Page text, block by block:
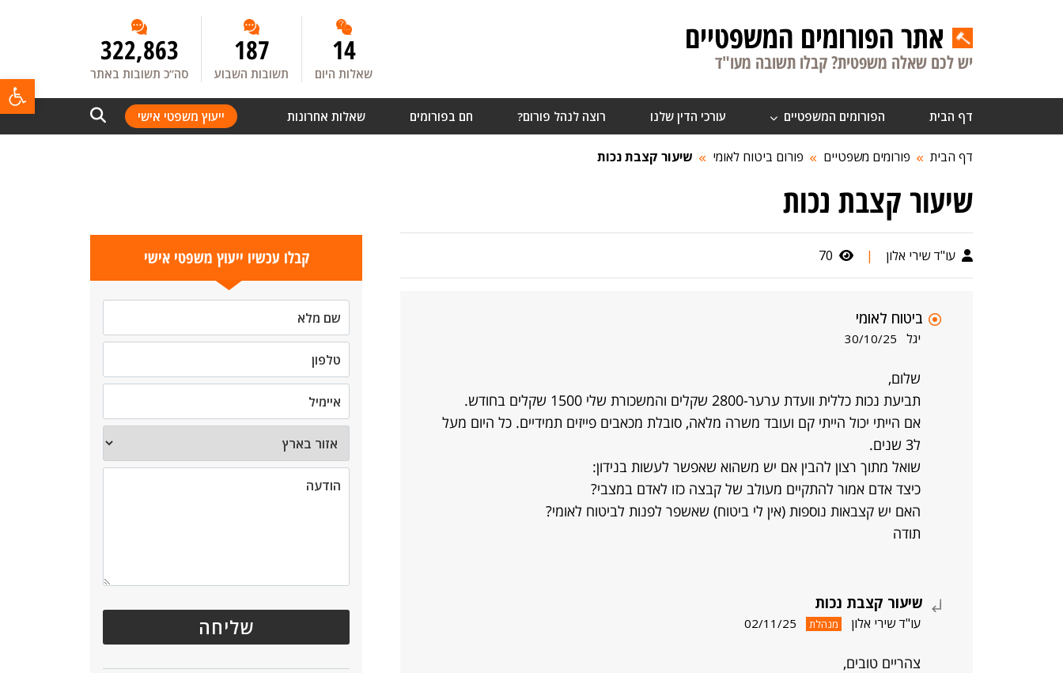
אתר הפורומים המשפטיים
יש לכם שאלה משפטית? קבלו תשובה מעו"ד 14
שאלות היום
187
תשובות השבוע
322,863
סה”כ תשובות באתר
דף הבית הפורומים המשפטיים עורכי הדין שלנו רוצה לנהל פורום? חם בפורומים שאלות אחרונות ייעוץ משפטי אישי
דף הבית פורומים משפטיים פורום ביטוח לאומי שיעור קצבת נכות
שיעור קצבת נכות
עו"ד שירי אלון |
70
ביטוח לאומי
יגל 30/10/25
שלום,
תביעת נכות כללית וועדת ערער-2800 שקלים והמשכורת שלי 1500 שקלים בחודש.
אם הייתי יכול הייתי קם ועובד משרה מלאה, סובלת מכאבים פייזים תמידיים. כל היום מעל
ל3 שנים.
שואל מתוך רצון להבין אם יש משהוא שאפשר לעשות בנידון:
כיצד אדם אמור להתקיים מעולב של קבצה כזו לאדם במצבי?
האם יש קצבאות נוספות (אין לי ביטוח) שאשפר לפנות לביטוח לאומי?
תודה
שיעור קצבת נכות
עו"ד שירי אלון מנהלת 02/11/25
צהריים טובים,
קבלו עכשיו ייעוץ משפטי אישי